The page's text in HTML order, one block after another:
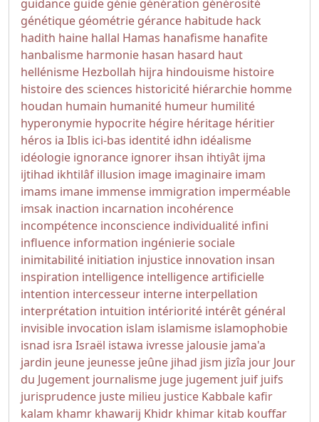
guidance guide génie génération générosité
génétique géométrie gérance habitude hack
hadith haine hallal Hamas hanafisme hanafite
hanbalisme harmonie hasan hasard haut
hellénisme Hezbollah hijra hindouisme histoire
histoire des sciences historicité hiérarchie homme
houdan humain humanité humeur humilité
hyperonymie hypocrite hégire héritage héritier
héros ia Iblis ici-bas identité idhn idéalisme
idéologie ignorance ignorer ihsan ihtiyât ijma
ijtihad ikhtilâf illusion image imaginaire imam
imams imane immense immigration imperméable
imsak inaction incarnation incohérence
incompétence inconscience individualité infini
influence information ingénierie sociale
inimitabilité initiation injustice innovation insan
inspiration intelligence intelligence artificielle
intention intercesseur interne interpellation
interprétation intuition intériorité intérêt général
invisible invocation islam islamisme islamophobie
isnad isra Israël istawa ivresse jalousie jama'a
jardin jeune jeunesse jeûne jihad jism jizîa jour Jour
du Jugement journalisme juge jugement juif juifs
jurisprudence juste milieu justice Kabbale kafir
kalam khamr khawarij Khidr khimar kitab kouffar